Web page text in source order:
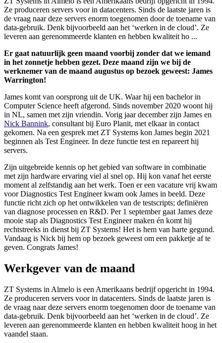
Ze produceren servers voor in datacenters. Sinds de laatste jaren is
de vraag naar deze servers enorm toegenomen door de toename van
data-gebruik. Denk bijvoorbeeld aan het ‘werken in de cloud’. Ze
leveren aan gerenommeerde klanten en hebben kwaliteit ho ...
Er gaat natuurlijk geen maand voorbij zonder dat we iemand
in het zonnetje hebben gezet. Deze maand zijn we bij de
werknemer van de maand augustus op bezoek geweest: James
Warrington!
James komt van oorsprong uit de UK. Waar hij een bachelor in
Computer Science heeft afgerond. Sinds november 2020 woont hij
in NL, samen met zijn vriendin. Vorig jaar december zijn James en
Nick Bannink, consultant bij Euro Planit, met elkaar in contact
gekomen. Na een gesprek met ZT Systems kon James begin 2021
beginnen als Test Engineer. In deze functie test en repareert hij
servers.
Zijn uitgebreide kennis op het gebied van software in combinatie
met zijn hardware ervaring viel al snel op. Hij kon vanaf het eerste
moment al zelfstandig aan het werk. Toen er een vacature vrij kwam
voor Diagnostics Test Engineer kwam ook James in beeld. Deze
functie richt zich op het ontwikkelen van de testscripts; definiëren
van diagnose processen en R&D. Per 1 september gaat James deze
mooie stap als Diagnostics Test Engineer maken én komt hij
rechtstreeks in dienst bij ZT Systems! Het is hem van harte gegund.
Vandaag is Nick bij hem op bezoek geweest om een pakketje af te
geven. Congrats James!
Werkgever van de maand
ZT Systems in Almelo is een Amerikaans bedrijf opgericht in 1994.
Ze produceren servers voor in datacenters. Sinds de laatste jaren is
de vraag naar deze servers enorm toegenomen door de toename van
data-gebruik. Denk bijvoorbeeld aan het ‘werken in de cloud’. Ze
leveren aan gerenommeerde klanten en hebben kwaliteit hoog in het
vaandel staan.